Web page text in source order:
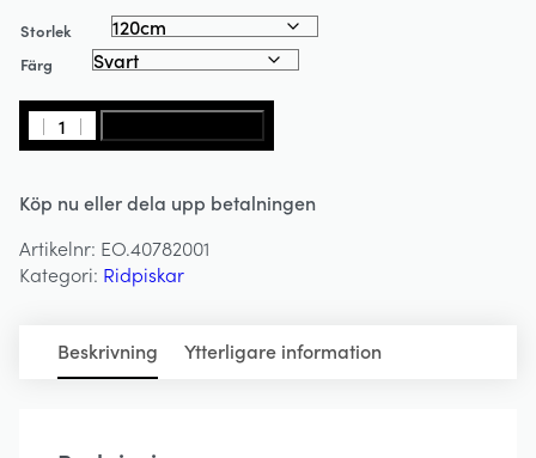
Storlek
Färg
Dressyrpisk
120cm
Glasfiber
EQUIPAGE
mängd
Köp nu eller dela upp betalningen
Artikelnr: EO.40782001
Kategori: Ridpiskar
Beskrivning Ytterligare information